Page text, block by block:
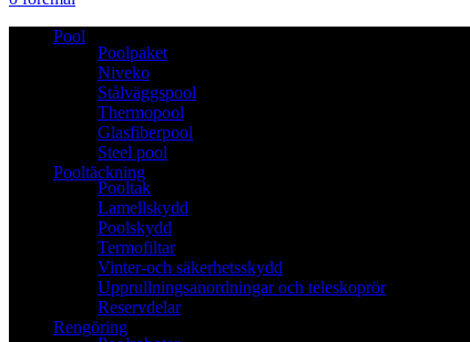
Pool
Poolpaket
Niveko
Stålväggspool
Thermopool
Glasfiberpool
Steel pool
Pooltäckning
Pooltak
Lamellskydd
Poolskydd
Termofiltar
Vinter-och säkerhetsskydd
Upprullningsanordningar och teleskoprör
Reservdelar
Rengöring